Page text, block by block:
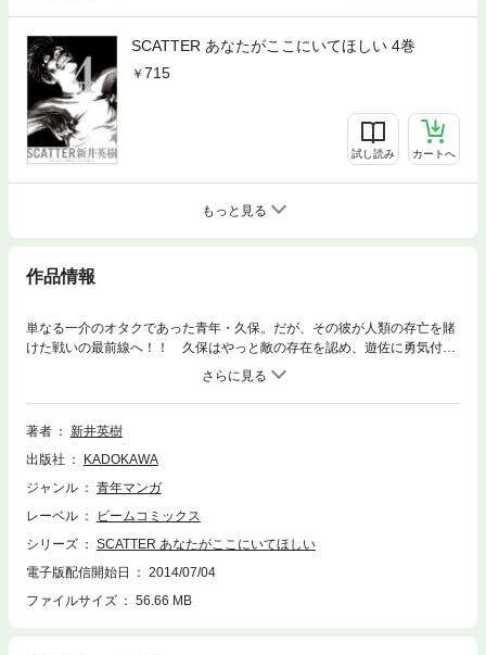
SCATTER あなたがここにいてほしい 4巻
715
試し読み カートへ
もっと見る
作品情報
単なる一介のオタクであった青年・久保。だが、その彼が人類の存亡を賭
けた戦いの最前線へ！！ 久保はやっと敵の存在を認め、遊佐に勇気付け
られついに実践の場へ！ 種としての人類の存在理由にかかわる性のバト
著者
新井英樹
出版社
KADOKAWA
ジャンル
青年マンガ
レーベル
ビームコミックス
シリーズ
SCATTER あなたがここにいてほしい
電子版配信開始日
2014/07/04
ファイルサイズ
56.66 MB